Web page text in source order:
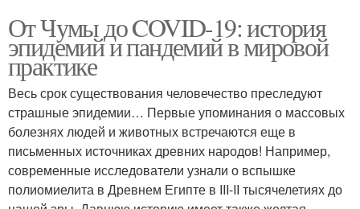
От Чумы до COVID-19: история
эпидемий и пандемий в мировой
практике
Весь срок существования человечество преследуют
страшные эпидемии… Первые упоминания о массовых
болезнях людей и животных встречаются еще в
письменных источниках древних народов! Например,
современные исследователи узнали о вспышке
полиомиелита в Древнем Египте в III-II тысячелетиях до